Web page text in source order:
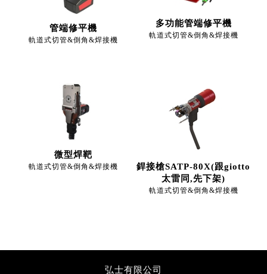
管端修平機
軌道式切管&倒角&焊接機
多功能管端修平機
軌道式切管&倒角&焊接機
微型焊靶
軌道式切管&倒角&焊接機
銲接槍SATP-80X(跟giotto
太雷同,先下架)
軌道式切管&倒角&焊接機
弘士有限公司